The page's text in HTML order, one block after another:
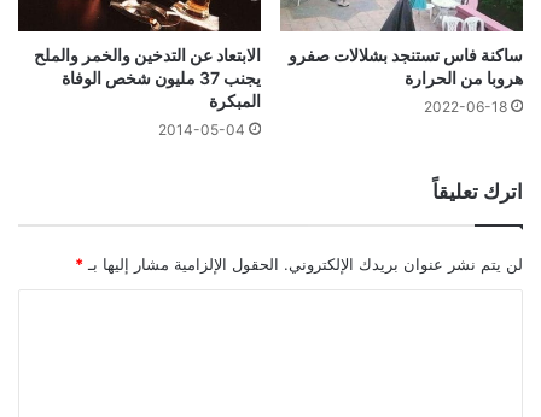
ساكنة فاس تستنجد بشلالات صفرو
هروبا من الحرارة
2022-06-18
الابتعاد عن التدخين والخمر والملح
يجنب 37 مليون شخص الوفاة
المبكرة
2014-05-04
اترك تعليقاً
لن يتم نشر عنوان بريدك الإلكتروني. الحقول الإلزامية مشار إليها بـ *